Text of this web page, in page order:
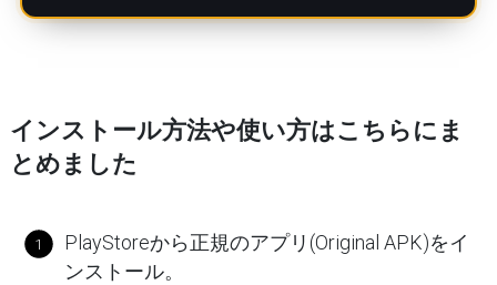
インストール方法や使い方はこちらにま
とめました
PlayStoreから正規のアプリ(Original APK)をイ
ンストール。